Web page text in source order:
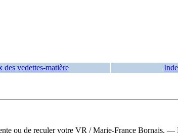
des vedettes-matière
ou de reculer votre VR / Marie-France Bornais. —